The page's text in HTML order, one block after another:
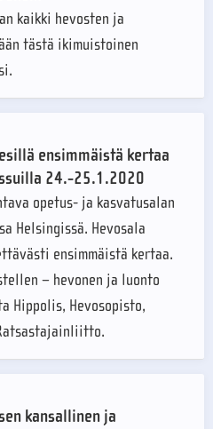
kaikki hevosten ja
tästä ikimuistoinen
ensimmäistä kertaa
24.-25.1.2020
opetus- ja kasvatusalan
Helsingissä. Hevosala
ensimmäistä kertaa.
– hevonen ja luonto
Hippolis, Hevosopisto,
kansallinen ja